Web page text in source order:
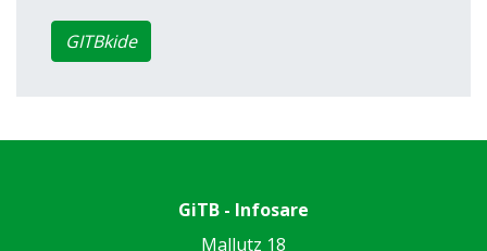
GITBkide
GiTB - Infosare
Mallutz 18